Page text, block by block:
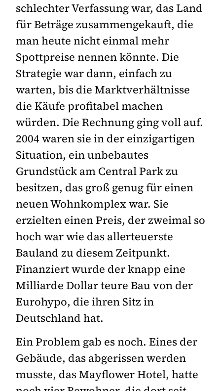
schlechter Verfassung war, das Land
für Beträge zusammengekauft, die
man heute nicht einmal mehr
Spottpreise nennen könnte. Die
Strategie war dann, einfach zu
warten, bis die Marktverhältnisse
die Käufe profitabel machen
würden. Die Rechnung ging voll auf.
2004 waren sie in der einzigartigen
Situation, ein unbebautes
Grundstück am Central Park zu
besitzen, das groß genug für einen
neuen Wohnkomplex war. Sie
erzielten einen Preis, der zweimal so
hoch war wie das allerteuerste
Bauland zu diesem Zeitpunkt.
Finanziert wurde der knapp eine
Milliarde Dollar teure Bau von der
Eurohypo, die ihren Sitz in
Deutschland hat.
Ein Problem gab es noch. Eines der
Gebäude, das abgerissen werden
musste, das Mayflower Hotel, hatte